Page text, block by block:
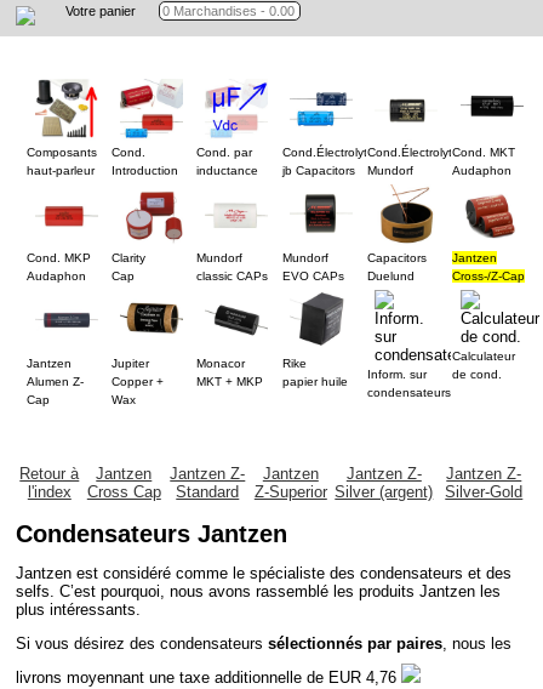
Votre panier
Composants
haut-parleur
Cond.
Introduction
Cond. par
inductance
Cond.Électrolyt.
jb Capacitors
Cond.Électrolyt.
Mundorf
Cond. MKT
Audaphon
Cond. MKP
Audaphon
Clarity
Cap
Mundorf
classic CAPs
Mundorf
EVO CAPs
Capacitors
Duelund
Jantzen
Cross-/Z-Cap
Jantzen
Alumen Z-
Cap
Jupiter
Copper +
Wax
Monacor
MKT + MKP
Rike
papier huile
Inform. sur
condensateurs
Calculateur
de cond.
Retour à
l'index
Jantzen
Cross Cap
Jantzen Z-
Standard
Jantzen
Z-Superior
Jantzen Z-
Silver (argent)
Jantzen Z-
Silver-Gold
Condensateurs Jantzen
Jantzen est considéré comme le spécialiste des condensateurs et des
selfs. C’est pourquoi, nous avons rassemblé les produits Jantzen les
plus intéressants.
Si vous désirez des condensateurs sélectionnés par paires, nous les
livrons moyennant une taxe additionnelle de EUR 4,76